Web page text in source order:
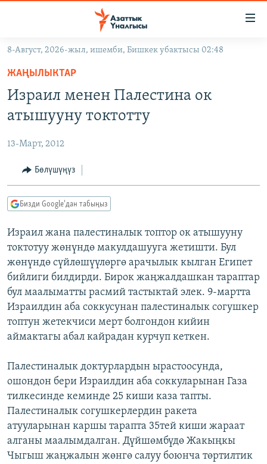
Навигацияга
өтүңүз
Издөөгө
салыңызКЫРГЫЗСТАН
ЭКОНОМИКА
МАДАНИЯТ
ДҮЙНӨ
БОРБОР АЗИЯ
УКРАИНА
АТАЙЫН ИЛИКТӨӨ
ТВ ПРОГРАММАЛАР
ЭКСПЕРТТЕР ТАЛДАЙТ
БИЗ ЖАНА ДҮЙНӨ
ДАНИСТЕ
ЭЖЕ-СИҢДИЛЕР
ЫҢГАЙСЫЗ СУРООЛОР
ӨЗГӨЧӨ ПИКИР
Русский
ОНЛАЙН ШЕРИНЕ
8-Август, 2026-жыл, ишемби, Бишкек убактысы 02:48
ЖАҢЫЛЫКТАР
Израил менен Палестина ок
атышууну токтотту
13-Март, 2012
Бөлүшүңүз
Бизди Google'дан табыңыз
Израил жана палестиналык топтор ок атышууну
токтотуу жөнүндө макулдашууга жетишти. Бул
жөнүндө сүйлөшүүлөргө арачылык кылган Египет
бийлиги билдирди. Бирок жаңжалдашкан тараптар
бул маалыматты расмий тастыктай элек. 9-мартта
Израилдин аба соккусунан палестиналык согушкер
топтун жетекчиси мерт болгондон кийин
аймактагы абал кайрадан курчуп кеткен.
Палестиналык доктурлардын ырастоосунда,
ошондон бери Израилдин аба соккуларынан Газа
тилкесинде кеминде 25 киши каза тапты.
Палестиналык согушкерлердин ракета
атууларынан каршы тарапта 35тей киши жараат
алганы маалымдалган. Дүйшөмбүдө Жакыңкы
Чыгыш жаңжалын жөнгө салуу боюнча төртилтик